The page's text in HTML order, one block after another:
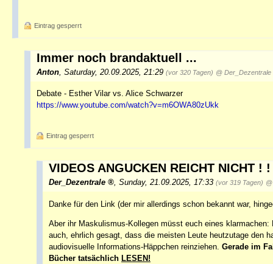
Eintrag gesperrt
Immer noch brandaktuell ...
Anton Saturday, 20.09.2025, 21:29 (vor 320 Tagen) @ Der_Dezentrale
Debate - Esther Vilar vs. Alice Schwarzer
https://www.youtube.com/watch?v=m6OWA80zUkk
Eintrag gesperrt
VIDEOS ANGUCKEN REICHT NICHT !
Der_Dezentrale Sunday, 21.09.2025, 17:33 (vor 319 Tagen)
Danke für den Link (der mir allerdings schon bekannt war,
Aber ihr Maskulismus-Kollegen müsst euch eines
auch, ehrlich gesagt, dass die meisten Leute heutzutage den
audiovisuelle Informations-Häppchen reinziehen. Gerade im
Bücher tatsächlich LESEN!